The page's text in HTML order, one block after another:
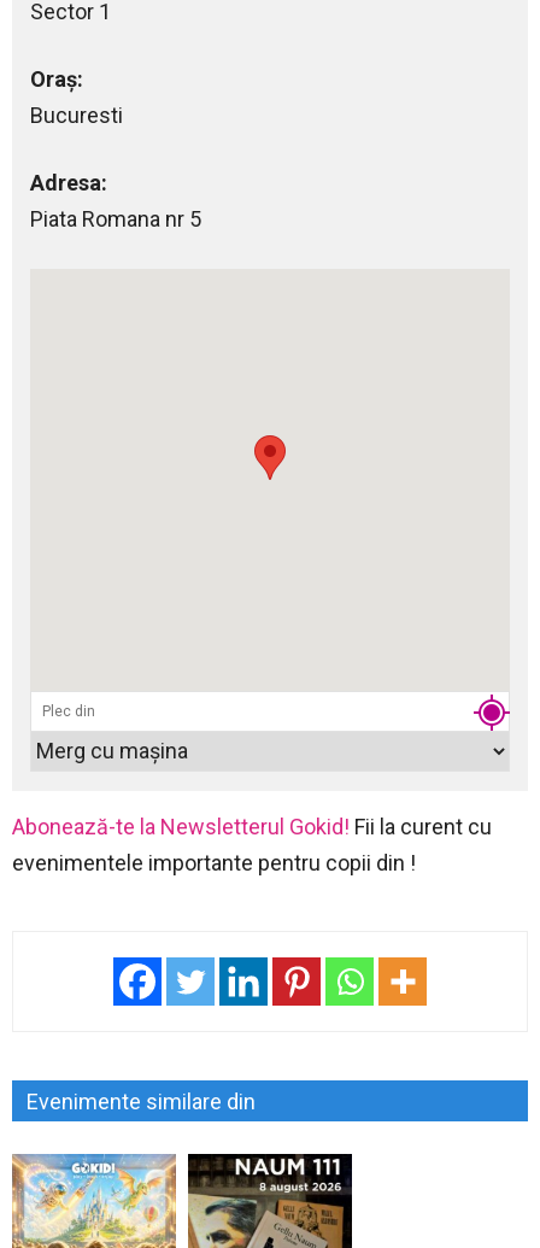
Sector 1
Oraș:
Bucuresti
Adresa:
Piata Romana nr 5
Abonează-te la Newsletterul Gokid! Fii la curent cu
evenimentele importante pentru copii din !
Evenimente similare din